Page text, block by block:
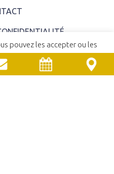
LÉGALES
pouvez les accepter ou les
En savoir plus